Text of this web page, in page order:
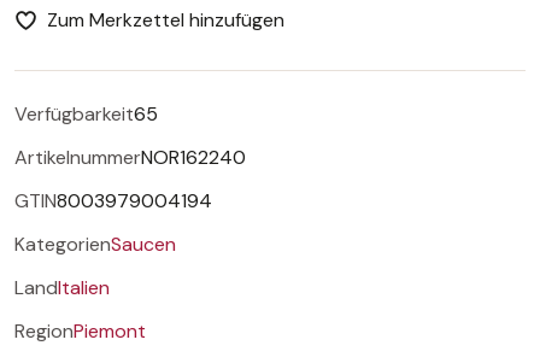
Zum Merkzettel hinzufügen
Verfügbarkeit65
ArtikelnummerNOR162240
GTIN8003979004194
KategorienSaucen
LandItalien
RegionPiemont